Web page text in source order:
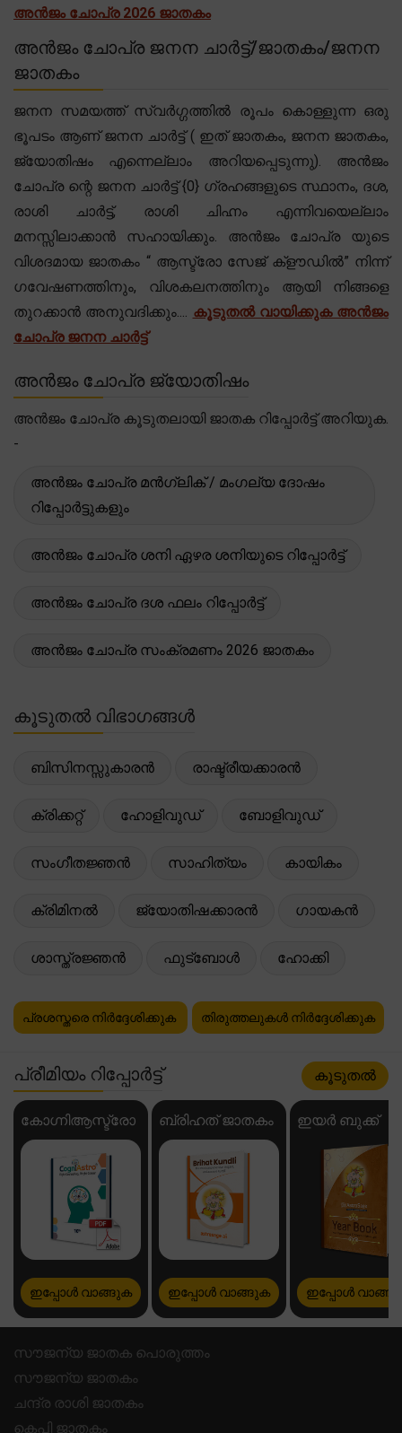
അൻജം ചോപ്ര 2026 ജാതകം
അൻജം ചോപ്ര ജനന ചാർട്ട്/ജാതകം/ജനന
ജാതകം
ജനന സമയത്ത് സ്വർഗ്ഗത്തിൽ രൂപം കൊള്ളുന്ന ഒരു
ഭൂപടം ആണ് ജനന ചാർട്ട് ( ഇത് ജാതകം, ജനന ജാതകം,
ജ്യോതിഷം എന്നെല്ലാം അറിയപ്പെടുന്നു). അൻജം
ചോപ്ര ന്റെ ജനന ചാർട്ട് {0} ഗ്രഹങ്ങളുടെ സ്ഥാനം, ദശ,
രാശി ചാർട്ട്, രാശി ചിഹ്നം എന്നിവയെല്ലാം
മനസ്സിലാക്കാൻ സഹായിക്കും. അൻജം ചോപ്ര യുടെ
വിശദമായ ജാതകം “ ആസ്ട്രോ സേജ് ക്‌ളൗഡിൽ” നിന്ന്
ഗവേഷണത്തിനും, വിശകലനത്തിനും ആയി നിങ്ങളെ
തുറക്കാൻ അനുവദിക്കും.... കൂടുതൽ വായിക്കുക അൻജം
ചോപ്ര ജനന ചാർട്ട്
അൻജം ചോപ്ര ജ്യോതിഷം
അൻജം ചോപ്ര കൂടുതലായി ജാതക റിപ്പോർട്ട് അറിയുക.
-
അൻജം ചോപ്ര മൻഗ്ലിക് / മംഗല്യ ദോഷം
റിപ്പോർട്ടുകളും
അൻജം ചോപ്ര ശനി ഏഴര ശനിയുടെ റിപ്പോർട്ട്
അൻജം ചോപ്ര ദശ ഫലം റിപ്പോർട്ട്
അൻജം ചോപ്ര സംക്രമണം 2026 ജാതകം
കൂടുതൽ വിഭാഗങ്ങൾ
ബിസിനസ്സുകാരൻ രാഷ്ട്രീയക്കാരൻ
ക്രിക്കറ്റ് ഹോളിവുഡ് ബോളിവുഡ്
സംഗീതജ്ഞൻ സാഹിത്യം കായികം
ക്രിമിനൽ ജ്യോതിഷക്കാരൻ ഗായകൻ
ശാസ്ത്രജ്ഞൻ ഫുട്ബോൾ ഹോക്കി
പ്രശസ്തരെ നിർദ്ദേശിക്കുക തിരുത്തലുകൾ നിർദ്ദേശിക്കുക
പ്രീമിയം റിപ്പോർട്ട് കൂടുതൽ
കോഗ്നിആസ്ട്രോ
ഇപ്പോൾ വാങ്ങുക
ബ്രിഹത് ജാതകം
ഇപ്പോൾ വാങ്ങുക
ഇയർ ബുക്ക്
ഇപ്പോൾ
സൗജന്യ ജാതക പൊരുത്തം
സൗജന്യ ജാതകം
ചന്ദ്ര രാശി ജാതകം
കെപി ജാതകം